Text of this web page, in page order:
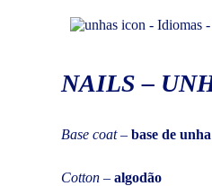
NAILS –
Base coat– base de unha
Cotton – algodão